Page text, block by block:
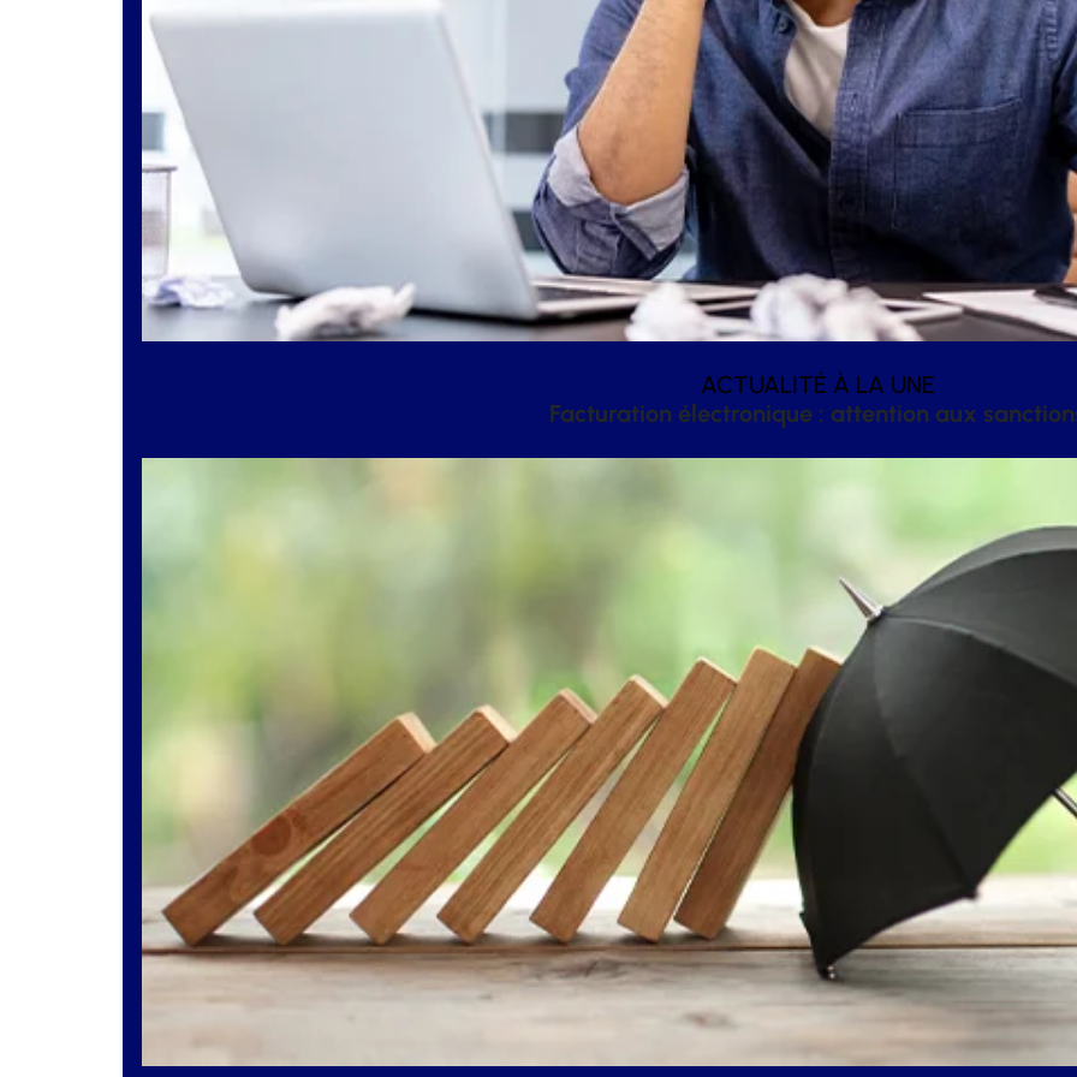
ACTUALITÉ À LA UNE
Facturation électronique : attention aux